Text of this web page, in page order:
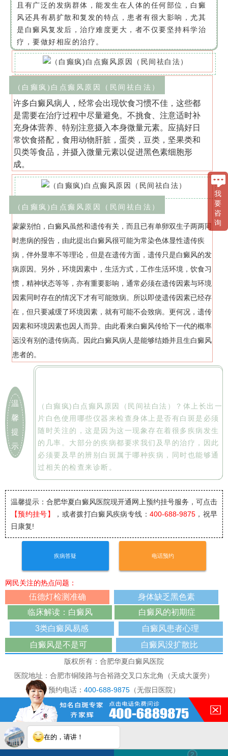
且有广泛的发病群体，能发生在人体的任何部位，白癜
风还具有易扩散和复发的特点，患者有很大影响，尤其
是白癜风复发后，治疗难度更大，者不仅要坚持科学治
疗，要做好相应的治疗。
（白癫疯)白点癫风原因（民间祛白法）
许多白癜风病人，经常会出现饮食习惯不佳，这些都
是需要在治疗过程中尽量避免。不挑食、注意适时补
充身体营养、特别注意摄入本身微量元素。应搞好日
常饮食搭配，食用动物肝脏，蛋类，豆类，坚果类和
贝类等食品，并摄入微量元素以促进黑色素细胞形
成。
（白癫疯)白点癫风原因（民间祛白法）
蒙蒙别怕，白癜风虽然和遗传有关，而且已有单卵双生子两两同
时患病的报告，由此提出白癜风很可能为常染色体显性遗传疾
病，伴外显率不等理论，但是在遗传方面，遗传只是白癜风的发
病原因。另外，环境因素中，生活方式，工作生活环境，饮食习
惯，精神状态等等，亦有重要影响，通常必须在遗传因素与环境
因素同时存在的情况下才有可能致病。所以即使遗传因素已经存
在，但只要减缓了环境因素，就有可能不会致病。更何况，遗传
因素和环境因素也因人而异。由此看来白癜风传给下一代的概率
远没有别的遗传病高。因此白癜风病人是能够结婚并且生白癜风
患者的。
温
馨
提
示
（白癫疯)白点癫风原因（民间祛白法）？体上长出一
片白色使用哪些仪器来检查身体上是否有白斑是必须
随时关注的，这是因为这一现象存在着很多疾病发生
的几率。大部分的疾病都要求我们及早的治疗，因此
必须要及早的辨别白斑属于哪种疾病，同时也能够通
过相关的检查来诊断。
温馨提示：合肥华夏白癜风医院现开通网上预约挂号服务，可点击
【预约挂号】
，或者拨打白癜风疾病专线： 400-688-9875，祝早
日康复!
疾病答疑 电话预约
网民关注的热点问题：
伍德灯检测准确
身体缺乏黑色素
临床解读：白癜风
白癜风的初期症
3类白癜风易感
白癜风患者心理
白癜风是不是可
白癜风没扩散比
版权所有：合肥华夏白癜风医院
医院地址：合肥市铜陵路与合裕路交叉口东北角（天成大厦旁）
预约电话： 400-688-9875 （无假日医院）
本网站已被访问 191085次
免责声明：本站图/文均来自于网络收集,仅供病友参考，不作为医疗诊
断依据，如有转载或引用文章涉及版权问题，请与我们联系删除！
在的，请讲！
白斑在线问医生
我
要
咨
询